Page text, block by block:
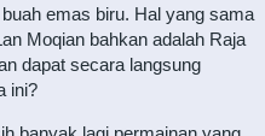
emas biru. Hal yang sama
Moqian bahkan adalah Raja
dapat secara langsung
ini?